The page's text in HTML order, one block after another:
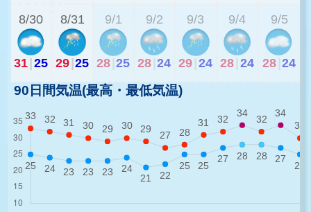
8/30
31|25
8/31
29|25
9/1
28 25
9/2
28 24
9/3
29 24
9/4
28 24
9/5
28 24
90日間気温(最高・最低気温)